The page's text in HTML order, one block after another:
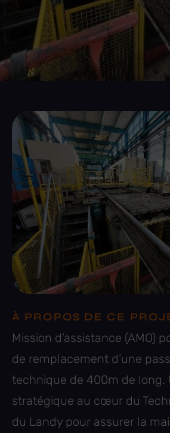
À PROPOS DE CE
Mission d’assistance (AMO)
de remplacement d’une
technique de 400m de long.
stratégique au cœur du
du Landy pour assurer la